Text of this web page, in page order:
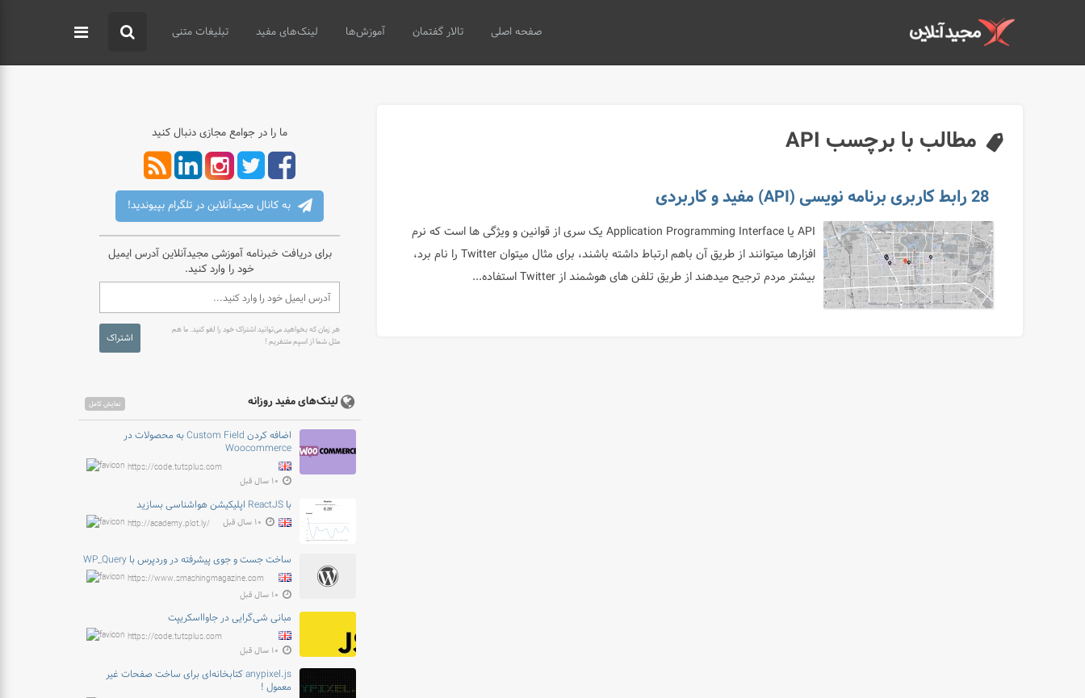
صفحه اصلی تالار گفتمان آموزش‌ها لینک‌های مفید تبلیغات متنی
مطالب با برچسب API
28 رابط کاربری برنامه نویسی (API) مفید و کاربردی
API یا Application Programming Interface یک سری از قوانین و ویژگی ها است که نرم
افزارها میتوانند از طریق آن باهم ارتباط داشته باشند، برای مثال میتوان Twitter را نام برد،
بیشتر مردم ترجیح میدهند از طریق تلفن های هوشمند از Twitter استفاده...
ما را در جوامع مجازی دنبال کنید
به کانال مجیدآنلاین در تلگرام بپیوندید!
برای دریافت خبرنامه آموزشی مجیدآنلاین آدرس ایمیل
خود را وارد کنید.
هر زمان که بخواهید می‌توانید اشتراک خود را لغو کنید. ما هم
مثل شما از اسپم متنفریم !
اشتراک
لینک‌های مفید روزانه نمایش کامل
اضافه کردن Custom Field به محصولات در
Woocommerce
https://code.tutsplus.com
۱۰ سال قبل
با ReactJS اپلیکیشن هواشناسی بسازید
http://academy.plot.ly/ ۱۰ سال قبل
ساخت جست و جوی پیشرفته در وردپرس با WP_Query
https://www.smashingmagazine.com
۱۰ سال قبل
مبانی شی‌گرایی در جاوااسکریپت
https://code.tutsplus.com
۱۰ سال قبل
anypixel.js کتابخانه‌ای برای ساخت صفحات غیر
معمول !